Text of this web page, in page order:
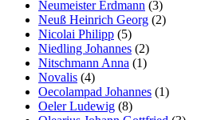
Neumeister Erdmann (3)
Neuß Heinrich Georg (2)
Nicolai Philipp (5)
Niedling Johannes (2)
Nitschmann Anna (1)
Novalis (4)
Oecolampad Johannes (1)
Oeler Ludewig (8)